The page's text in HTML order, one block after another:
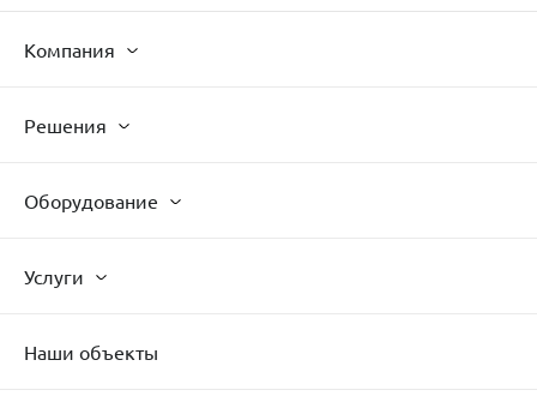
Компания
Решения
Оборудование
Услуги
Наши объекты